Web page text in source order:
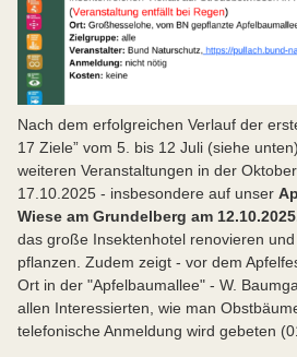
Nach dem erfolgreichen Verlauf der
17 Ziele” vom 5. bis 12 Juli (siehe
weiteren Veranstaltungen in der
17.10.2025 - insbesondere auf unser
Wiese am Grundelberg am
das große Insektenhotel renovieren
pflanzen. Zudem zeigt - vor dem
Ort in der "Apfelbaumallee" - W.
allen Interessierten, wie man
telefonische Anmeldung wird gebeten